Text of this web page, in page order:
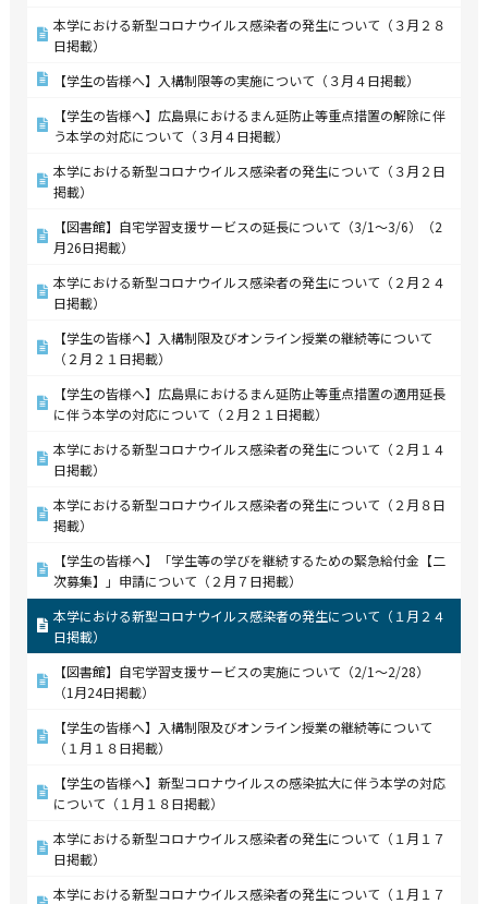
本学における新型コロナウイルス感染者の発生について（３月２８
日掲載）
【学生の皆様へ】入構制限等の実施について（３月４日掲載）
【学生の皆様へ】広島県におけるまん延防止等重点措置の解除に伴
う本学の対応について（３月４日掲載）
本学における新型コロナウイルス感染者の発生について（３月２日
掲載）
【図書館】自宅学習支援サービスの延長について（3/1～3/6）（2
月26日掲載）
本学における新型コロナウイルス感染者の発生について（２月２４
日掲載）
【学生の皆様へ】入構制限及びオンライン授業の継続等について
（２月２１日掲載）
【学生の皆様へ】広島県におけるまん延防止等重点措置の適用延長
に伴う本学の対応について（２月２１日掲載）
本学における新型コロナウイルス感染者の発生について（２月１４
日掲載）
本学における新型コロナウイルス感染者の発生について（２月８日
掲載）
【学生の皆様へ】「学生等の学びを継続するための緊急給付金【二
次募集】」申請について（２月７日掲載）
本学における新型コロナウイルス感染者の発生について（１月２４
日掲載）
【図書館】自宅学習支援サービスの実施について（2/1～2/28）
（1月24日掲載）
【学生の皆様へ】入構制限及びオンライン授業の継続等について
（１月１８日掲載）
【学生の皆様へ】新型コロナウイルスの感染拡大に伴う本学の対応
について（１月１８日掲載）
本学における新型コロナウイルス感染者の発生について（１月１７
日掲載）
本学における新型コロナウイルス感染者の発生について（１月１７